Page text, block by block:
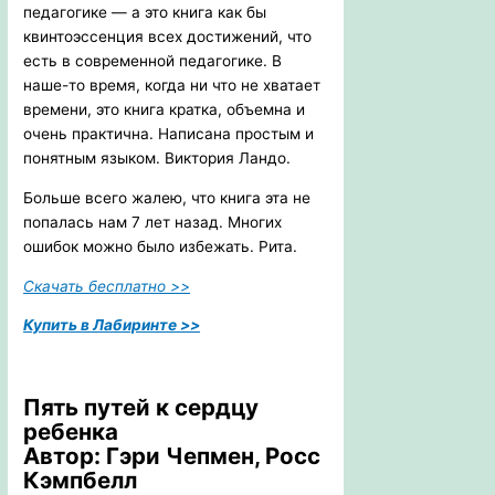
педагогике — а это книга как бы
квинтоэссенция всех достижений, что
есть в современной педагогике. В
наше-то время, когда ни что не хватает
времени, это книга кратка, объемна и
очень практична. Написана простым и
понятным языком. Виктория Ландо.
Больше всего жалею, что книга эта не
попалась нам 7 лет назад. Многих
ошибок можно было избежать. Рита.
Скачать бесплатно >>
Купить в Лабиринте >>
Пять путей к сердцу
ребенка
Автор: Гэри Чепмен, Росс
Кэмпбелл